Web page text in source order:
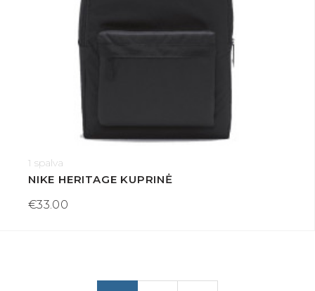
1 spalva
NIKE HERITAGE KUPRINĖ
€33.00